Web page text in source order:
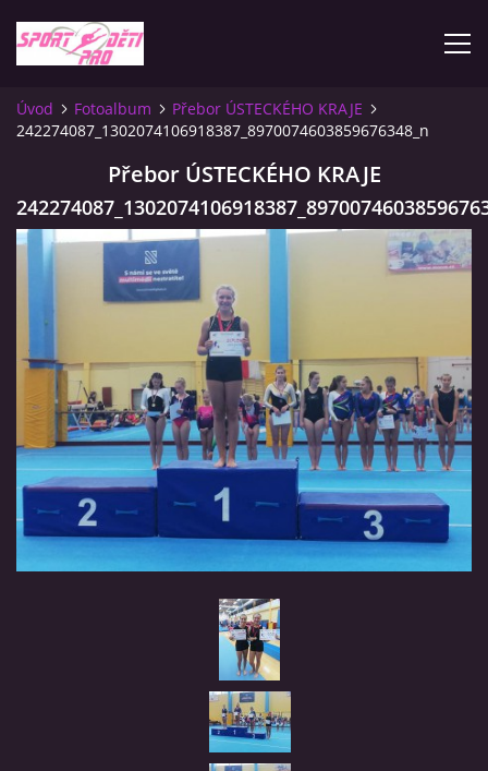
ÚVOD
KONTAKTY
INFORMACE
PLATEBNÍ PODMÍNKY
FOTOALBUM
ZÁVODY
TRENÉŘI
Úvod Fotoalbum
Přebor ÚSTECKÉHO KRAJE
242274087_1302074106918387_8970074603859676348_n
Přebor ÚSTECKÉHO KRAJE